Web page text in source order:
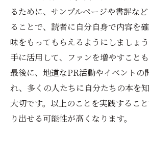
るために、サンプルページや書評な
ることで、読者に自分自身で内容を
味をもってもらえるようにしましょ
手に活用して、ファンを増やすことも
最後に、地道なPR活動やイベントの
れ、多くの人たちに自分たちの本を
大切です。以上のことを実践するこ
り出せる可能性が高くなります。